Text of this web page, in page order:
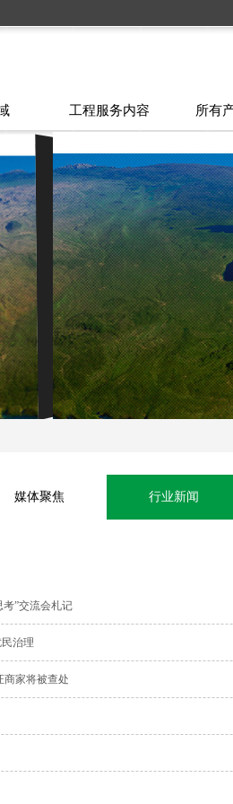
工程服务内容 所有
媒体聚焦 行业新闻
”交流会札记
治理
商家将被查处